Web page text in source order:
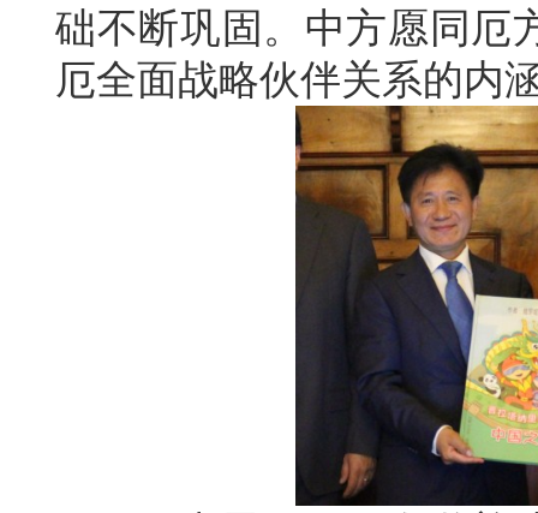
础不断巩固。中方愿同厄
厄全面战略伙伴关系的内